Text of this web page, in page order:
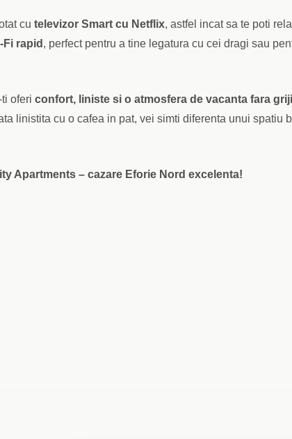
cu televizor Smart cu Netflix, astfel incat sa te poti
Fi rapid , perfect pentru a tine legatura cu cei dragi sau
oferi confort, liniste si o atmosfera de vacanta fara griji
linistita cu o cafea in pat, vei simti diferenta unui spatiu
Apartments – cazare Eforie Nord excelenta!